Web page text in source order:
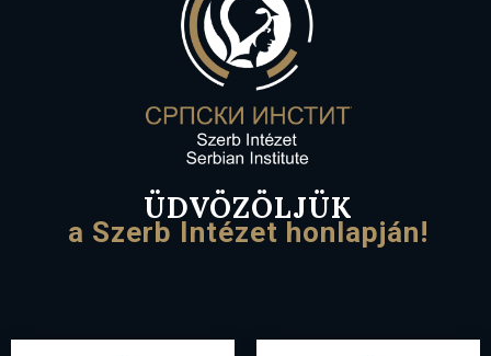
ÜDVÖZÖLJÜK
a Szerb Intézet honlapján!